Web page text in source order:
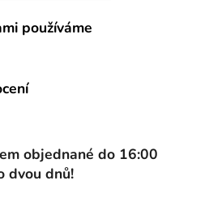
používáme
objednané do 16:00
dvou dnů!